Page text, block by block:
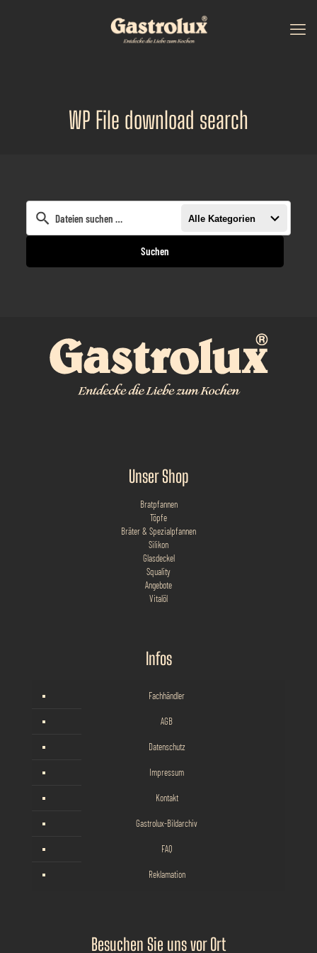
WP File download search
Alle Kategorien
Suchen
Unser Shop
Bratpfannen
Töpfe
Bräter & Spezialpfannen
Silikon
Glasdeckel
Squality
Angebote
Vitalöl
Infos
Fachhändler
AGB
Datenschutz
Impressum
Kontakt
Gastrolux-Bildarchiv
FAQ
Reklamation
Besuchen Sie uns vor Ort